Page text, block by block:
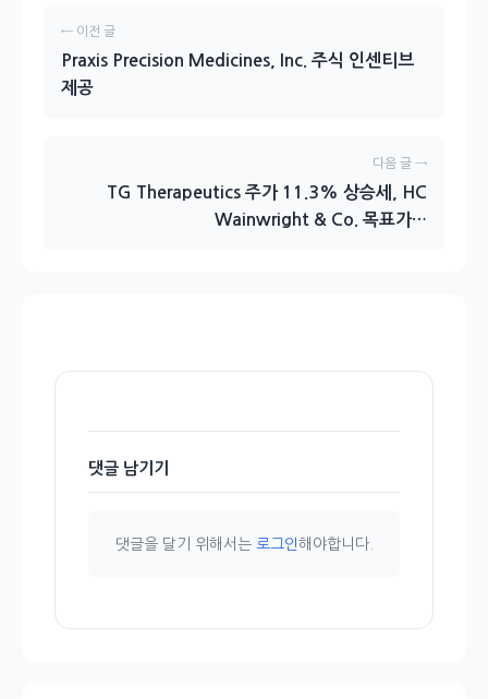
← 이전 글
Praxis Precision Medicines, Inc. 주식 인센티브
제공
다음 글 →
TG Therapeutics 주가 11.3% 상승세, HC
Wainwright & Co. 목표가…
댓글 남기기
댓글을 달기 위해서는 로그인해야합니다.